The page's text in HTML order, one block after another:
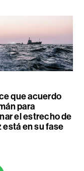
que acuerdo
para
el estrecho de
está en su fase